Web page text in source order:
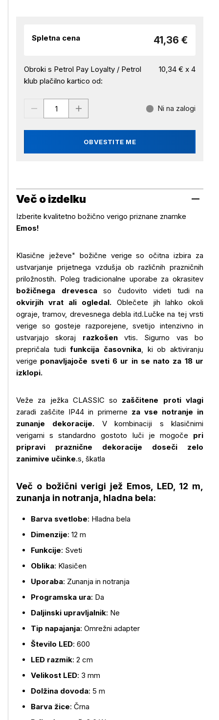
Spletna cena 41,36 €
Obroki s Petrol Pay Loyalty / Petrol
klub plačilno kartico od:
10,34 € x 4
OBVESTITE ME
Ni na zalogi
Več o izdelku
Izberite kvalitetno božično verigo priznane znamke
Emos!
Klasične ježeve" božične verige so očitna izbira za
ustvarjanje prijetnega vzdušja ob različnih prazničnih
priložnostih. Poleg tradicionalne uporabe za okrasitev
božičnega drevescaso čudovito videti tudi na
okvirjih vrat ali ogledal. Oblečete jih lahko okoli
ograje, tramov, drevesnega debla itd.Lučke na tej vrsti
verige so gosteje razporejene, svetijo intenzivno in
ustvarjajo skoraj razkošenvtis. Sigurno vas bo
prepričala tudifunkcija časovnika, ki ob aktiviranju
verige ponavljajoče sveti 6 ur in se nato za 18 ur
izklopi.
Veže za ježka CLASSIC so zaščitene proti vlagi
zaradi zaščite IP44 in primerne za vse notranje in
zunanje dekoracije. V kombinaciji s klasičnimi
verigami s standardno gostoto luči je mogoče pri
pripravi praznične dekoracije doseči zelo
zanimive učinke.s, škatla
Več o božični verigi jež Emos, LED, 12 m,
zunanja in notranja, hladna bela:
Barva svetlobe: Hladna bela
Dimenzije: 12 m
Funkcije: Sveti
Oblika: Klasičen
Uporaba: Zunanja in notranja
Programska ura: Da
Daljinski upravljalnik: Ne
Tip napajanja: Omrežni adapter
Število LED: 600
LED razmik: 2 cm
Velikost LED: 3 mm
Dolžina dovoda: 5 m
Barva žice: Črna